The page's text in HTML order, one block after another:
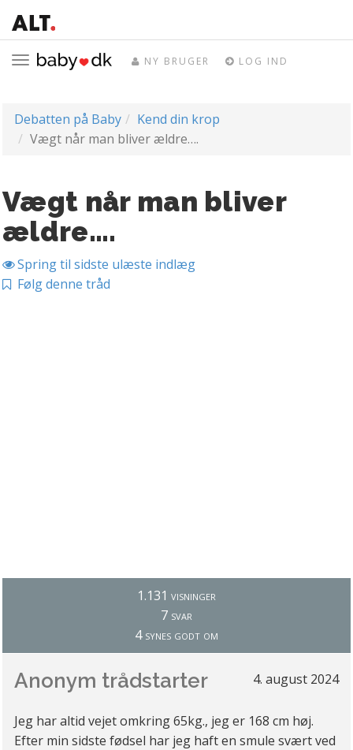
Toggle
NY BRUGER LOG IND
Debatten på Baby
Kend din krop
Vægt når man bliver ældre….
Vægt når man bliver
ældre….
Spring til sidste ulæste indlæg
Følg denne tråd
1.131 visninger
7 svar
4 synes godt om
4. august 2024
Anonym trådstarter
Jeg har altid vejet omkring 65kg., jeg er 168 cm høj.
Efter min sidste fødsel har jeg haft en smule svært ved